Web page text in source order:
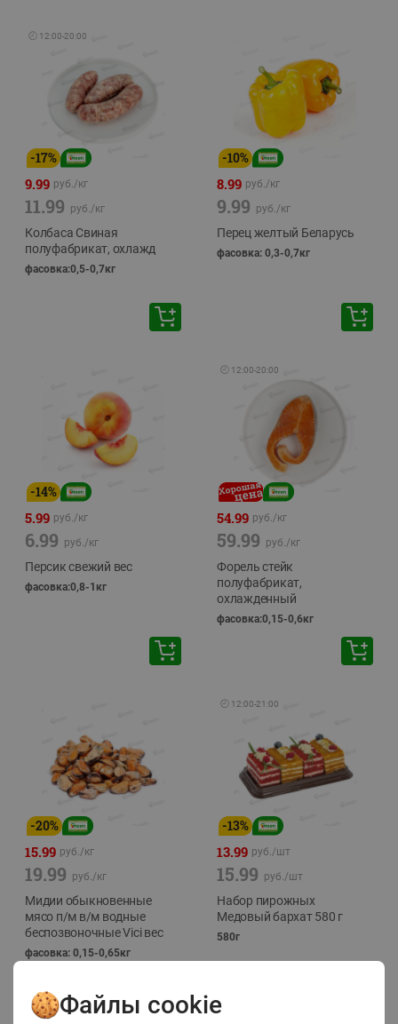
🕘 12:00-20:00
-17%
9.99 руб./кг
11.99 руб./кг
Колбаса Свиная
полуфабрикат, охлажд
фасовка:0,5-0,7кг
-10%
8.99 руб./кг
9.99 руб./кг
Перец желтый Беларусь
фасовка: 0,3-0,7кг
-14%
5.99 руб./кг
6.99 руб./кг
Персик свежий вес
фасовка:0,8-1кг
🕘 12:00-20:00
54.99 руб./кг
59.99 руб./кг
Форель стейк
полуфабрикат,
охлажденный
фасовка:0,15-0,6кг
-20%
15.99 руб./кг
19.99 руб./кг
Мидии обыкновенные
мясо п/м в/м водные
беспозвоночные Vici вес
фасовка: 0,15-0,65кг
🕘 12:00-21:00
-13%
13.99 руб./шт
15.99 руб./шт
Набор пирожных
Медовый бархат 580 г
580г
Файлы cookie